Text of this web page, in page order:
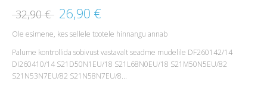
32,90 € 26,90 €
Ole esimene, kes sellele tootele hinnangu annab
Palume kontrollida sobivust vastavalt seadme mudelile DF260142/14
DI260410/14 S21D50N1EU/18 S21L68N0EU/18 S21M50N5EU/82
S21N53N7EU/82 S21N58N7EU/8...